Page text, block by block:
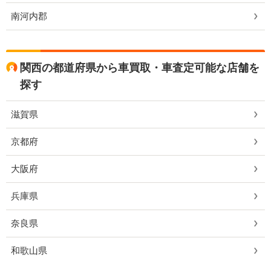
南河内郡
関西の都道府県から車買取・車査定可能な店舗を
探す
滋賀県
京都府
大阪府
兵庫県
奈良県
和歌山県